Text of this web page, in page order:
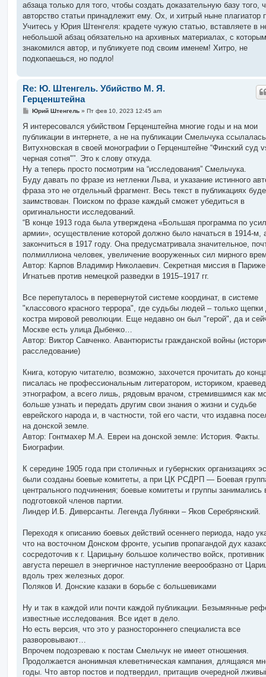
абзаца только для того, чтобы создать доказательную базу того,
авторство статьи принадлежит ему. Ох, и хитрый ныне плагиатор
Учитесь у Юрия Штенгеля: крадете чужую статью, вставляете в
небольшой абзац обязательно на архивных материалах, с
знакомился автор, и публикуете под своим именем! Хитро, не
подкопаешься, но подло!
Re: Ю. Штенгель. Убийство М. Я.
Герценштейна
С
о
щ
е
и
е
Юрий Штенгель» Пт фев 10, 2023 12:45 am
Я интересовался убийством Герценштейна многие годы и на мои
публикации в интернете, а не на публикации Смельчука
Витухновская в своей монографии о Герценштейне “Финский суд
черная сотня"”. Это к слову откуда.
Ну а теперь просто посмотрим на “исследования” Смельчука.
Буду давать по фразе из нетленки Льва, и указание истинного
фраза это не отдельный фрагмент. Весь текст в публикациях
заимствован. Поиском по фразе каждый сможет убедиться в
оригинальности исследований.
“В конце 1913 года была утверждена «Большая программа по
армии», осуществление которой должно было начаться в 1914-м,
закончиться в 1917 году. Она предусматривала значительное,
полмиллиона человек, увеличение вооруженных сил мирного
Автор: Карпов Владимир Николаевич. Секретная миссия в
Игнатьев против немецкой разведки в 1915–1917 гг.
Все перепуталось в перевернутой системе координат, в системе
"классового красного террора", где судьбы людей – только щепки
костра мировой революции. Еще недавно он был "герой", да и
Москве есть улица Дыбенко…
Автор: Виктор Савченко. Авантюристы гражданской войны
расследование)
Книга, которую читателю, возможно, захочется прочитать до
писалась не профессиональным литератором, историком,
этнографом, а всего лишь, рядовым врачом, стремившимся как
больше узнать и передать другим свои знания о жизни и судьбе
еврейского народа и, в частности, той его части, что издавна
на донской земле.
Автор: Гонтмахер М.А. Евреи на донской земле: История. Факты.
Биографии.
К середине 1905 года при столичных и губернских организациях
были созданы боевые комитеты, а при ЦК РСДРП — Боевая
центрального подчинения; боевые комитеты и группы занимались
подготовкой членов партии.
Линдер И.Б. Диверсанты. Легенда Лубянки – Яков Серебрянский.
Переходя к описанию боевых действий осеннего периода, надо
что на восточном Донском фронте, усыпив пропагандой дух
сосредоточив к г. Царицыну большое количество войск, противник
августа перешел в энергичное наступление веерообразно от
вдоль трех железных дорог.
Поляков И. Донские казаки в борьбе с большевиками
Ну и так в каждой или почти каждой публикации. Безымянные
известные исследования. Все идет в дело.
Но есть версия, что это у разностороннего специалиста все
разворовывают…
Впрочем подозреваю к постам Смельчук не имеет отношения.
Продолжается анонимная клеветническая кампания, длящаяся
годы. Что автор постов и подтвердил, притащив очередной